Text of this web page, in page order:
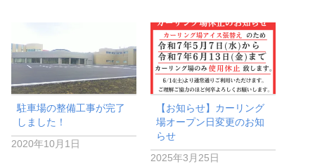
駐車場の整備工事が完了
しました！
2020年10月1日
【お知らせ】カーリング
場オープン日変更のお知
らせ
2025年3月25日